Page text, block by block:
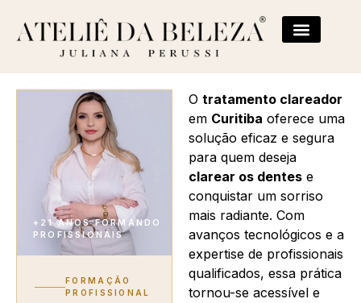
+21 ANOS FORMANDO
PROFISSIONAIS
FORMAÇÃO
PROFISSIONAL
O tratamento clareador
em Curitiba oferece uma
solução eficaz e segura
para quem deseja
clarear os dentes e
conquistar um sorriso
mais radiante. Com
avanços tecnológicos e a
expertise de profissionais
qualificados, essa prática
tornou-se acessível e